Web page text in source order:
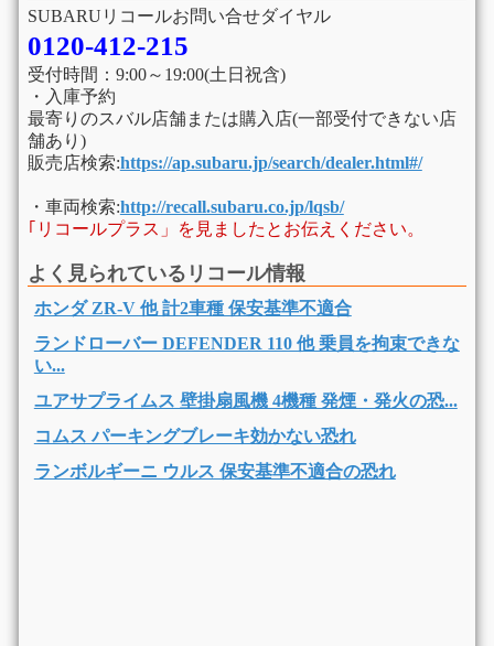
SUBARUリコールお問い合せダイヤル
0120-412-215
受付時間：9:00～19:00(土日祝含)
・入庫予約
最寄りのスバル店舗または購入店(一部受付できない店
舗あり)
販売店検索:https://ap.subaru.jp/search/dealer.html#/
・車両検索:http://recall.subaru.co.jp/lqsb/
｢リコールプラス」を見ましたとお伝えください。
よく見られているリコール情報
ホンダ ZR-V 他 計2車種 保安基準不適合
ランドローバー DEFENDER 110 他 乗員を拘束できな
い...
ユアサプライムス 壁掛扇風機 4機種 発煙・発火の恐...
コムス パーキングブレーキ効かない恐れ
ランボルギーニ ウルス 保安基準不適合の恐れ